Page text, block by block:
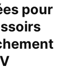
pour